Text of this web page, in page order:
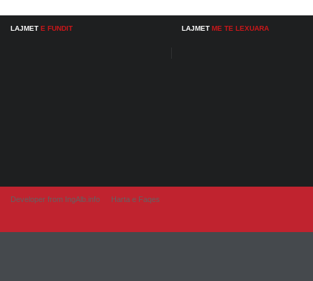
LAJMET E FUNDIT LAJMET ME TE LEXUARA
Developer from IngAlb.info Harta e Faqes